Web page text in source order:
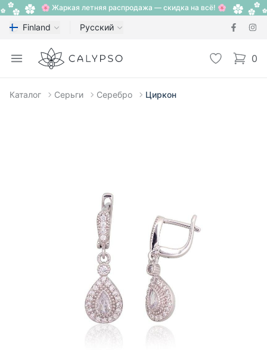
🌸 Жаркая летняя распродажа — скидка на всё! 🌸
Finland Русский
Open menu
Calypso Избранное
0
items
Каталог Серьги Серебро Циркон